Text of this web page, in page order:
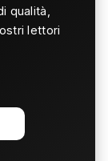
qualità,
lettori